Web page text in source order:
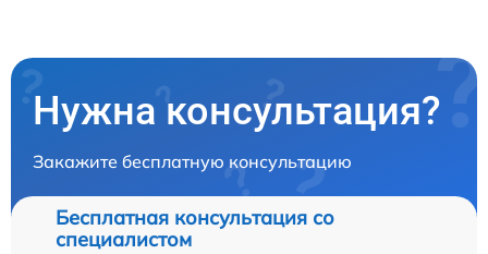
Нужна консультация?
Закажите бесплатную консультацию
Бесплатная консультация со
специалистом